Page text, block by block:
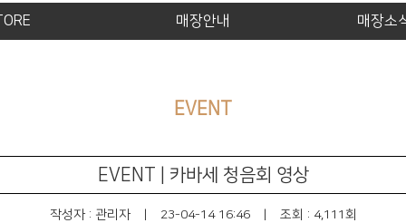
매장안내 매장소
EVENT
EVENT | 카바세 청음회 영상
작성자 : 관리자 23-04-14 16:46 조회 : 4,111회